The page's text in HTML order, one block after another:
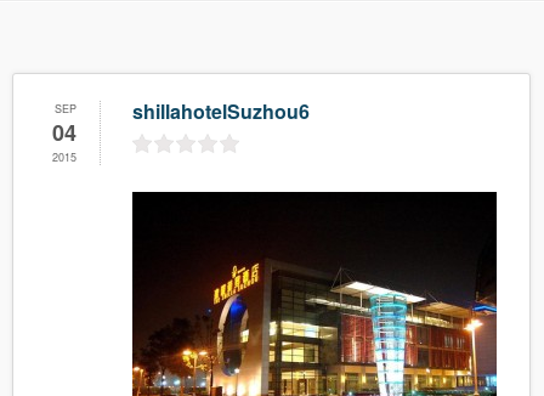
SEP
04
2015
shillahotelSuzhou6